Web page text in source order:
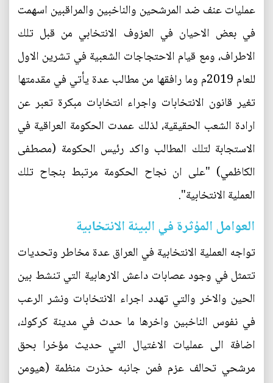
عمليات عنف ضد المرشحين والناخبين والمراقبين اسهمت
في بعض الاحيان في العزوف الانتخابي من قبل تلك
الاطراف، ومع قيام الاحتجاجات الشعبية في تشرين الاول
للعام 2019م وما رافقها من مطالب عدة يأتي في مقدمتها
تغير قانون الانتخابات واجراء انتخابات مبكرة تعبر عن
ارادة الشعب الحقيقية، لذلك عمدت الحكومة العراقية في
الاستجابة لتلك المطالب واكد رئيس الحكومة (مصطفى
الكاظمي) "على ان نجاح الحكومة مرتبط بنجاح تلك
العملية الانتخابية".
العوامل المؤثرة في البيئة الانتخابية
تواجه العملية الانتخابية في العراق عدة مخاطر وتحديات
تتمثل في وجود عصابات داعش الارهابية التي تنشط بين
الحين والاخر والتي تهدد اجراء الانتخابات ونشر الرعب
في نفوس الناخبين واخرها ما حدث في مدينة كركوك،
اضافة الى عمليات الاغتيال التي حديث مؤخرا بحق
مرشحي تحالف عزم فمن جانبه حذرت منظمة (هيومن